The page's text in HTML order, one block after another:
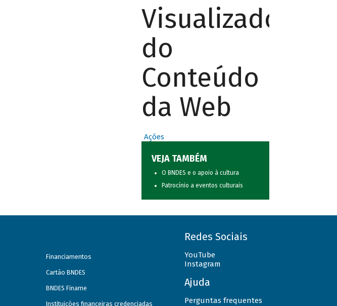
Visualizador
do
Conteúdo
da Web
Ações
VEJA TAMBÉM
O BNDES e o apoio à cultura
Patrocínio a eventos culturais
Financiamentos
Cartão BNDES
BNDES Finame
Instituições financeiras credenciadas
Redes Sociais
YouTube
Instagram
Ajuda
Perguntas frequentes